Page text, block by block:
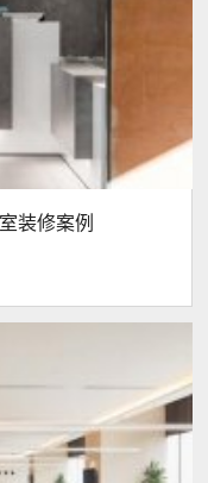
装修案例